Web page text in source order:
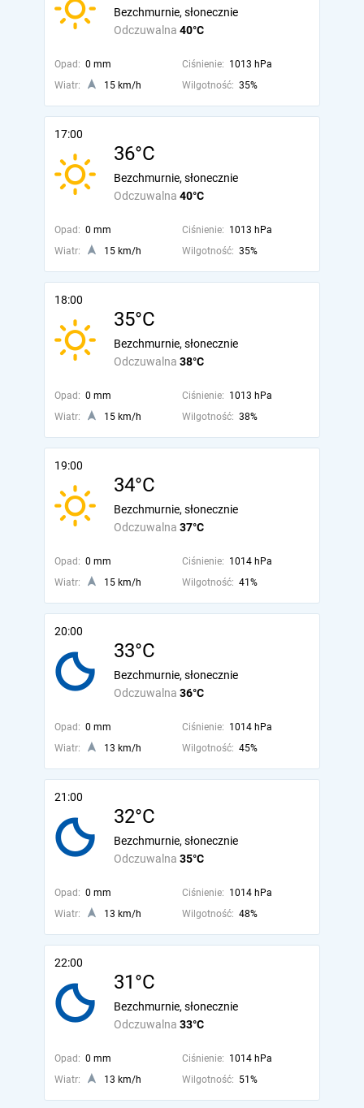
Odczuwalna 40°C
Bezchmurnie, słonecznie
Opad: 0 mm Ciśnienie: 1013 hPa
Wiatr:
15 km/h Wilgotność: 35%
17:00
36°C
Odczuwalna 40°C
Bezchmurnie, słonecznie
Opad: 0 mm Ciśnienie: 1013 hPa
Wiatr:
15 km/h Wilgotność: 35%
18:00
35°C
Odczuwalna 38°C
Bezchmurnie, słonecznie
Opad: 0 mm Ciśnienie: 1013 hPa
Wiatr:
15 km/h Wilgotność: 38%
19:00
34°C
Odczuwalna 37°C
Bezchmurnie, słonecznie
Opad: 0 mm Ciśnienie: 1014 hPa
Wiatr:
15 km/h Wilgotność: 41%
20:00
33°C
Odczuwalna 36°C
Bezchmurnie, słonecznie
Opad: 0 mm Ciśnienie: 1014 hPa
Wiatr:
13 km/h Wilgotność: 45%
21:00
32°C
Odczuwalna 35°C
Bezchmurnie, słonecznie
Opad: 0 mm Ciśnienie: 1014 hPa
Wiatr:
13 km/h Wilgotność: 48%
22:00
31°C
Odczuwalna 33°C
Bezchmurnie, słonecznie
Opad: 0 mm Ciśnienie: 1014 hPa
Wiatr:
13 km/h Wilgotność: 51%